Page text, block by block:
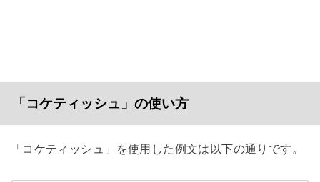
「コケティッシュ」の使い方
「コケティッシュ」を使用した例文は以下の通りです。